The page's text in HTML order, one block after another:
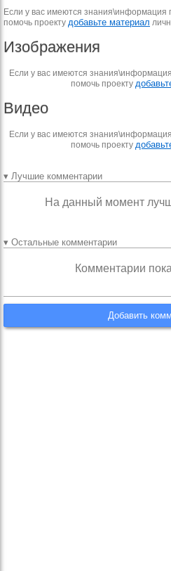
Если у вас имеются знания\информация
помочь проекту добавьте материал
Изображения
Если у вас имеются
помочь проекту
Видео
Если у вас имеются
помочь проекту
▾ Лучшие комментарии
На данный момент
▾ Остальные комментарии
Комментарии
Добавить